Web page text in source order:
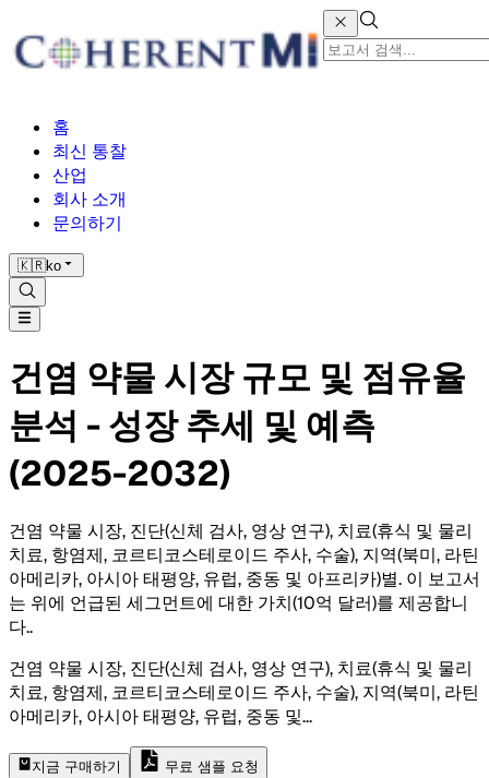
홈
최신 통찰
산업
회사 소개
문의하기
🇰🇷ko
건염 약물 시장 규모 및 점유율
분석 - 성장 추세 및 예측
(2025-2032)
건염 약물 시장, 진단(신체 검사, 영상 연구), 치료(휴식 및 물리
치료, 항염제, 코르티코스테로이드 주사, 수술), 지역(북미, 라틴
아메리카, 아시아 태평양, 유럽, 중동 및 아프리카)별. 이 보고서
는 위에 언급된 세그먼트에 대한 가치(10억 달러)를 제공합니
다..
건염 약물 시장, 진단(신체 검사, 영상 연구), 치료(휴식 및 물리
치료, 항염제, 코르티코스테로이드 주사, 수술), 지역(북미, 라틴
아메리카, 아시아 태평양, 유럽, 중동 및...
지금 구매하기 무료 샘플 요청